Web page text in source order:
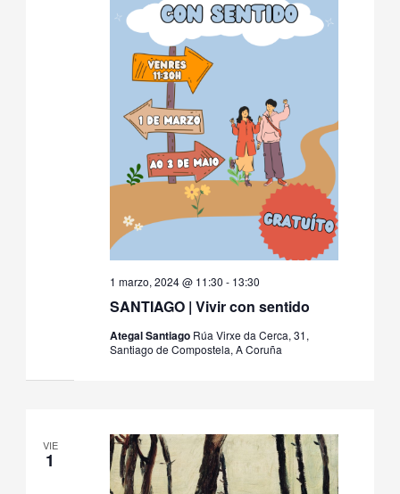
SANTIAGO | Vivir con sentido
1 marzo, 2024 @ 11:30 - 13:30
Ategal Santiago Rúa Virxe da Cerca, 31,
Santiago de Compostela, A Coruña
VIE
1